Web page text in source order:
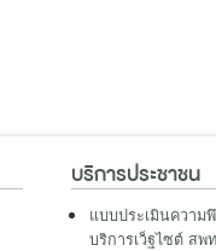
บริการประชาชน
แบบประเมินความ
บริการเว็ฐไซต์ สพ